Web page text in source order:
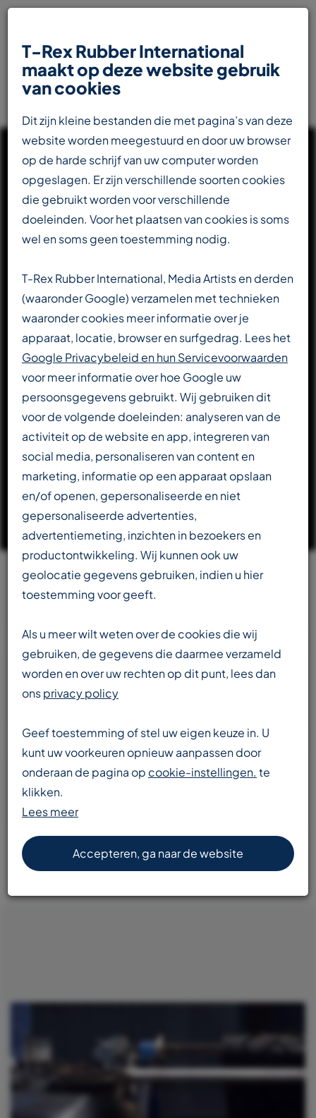
UW INTERNATIONALE
PARTNER IN DE
Totaalleverancier voor de transportbandenindustrie
DOWNLOAD CATALOGUS
LEES VERDER OVER T-REX
Team
beschikbaar in meerdere talen
Enorme voorraad
transportbanden en componenten
Snelle levering
T-Rex Rubber International
maakt op deze website gebruik
van cookies
Dit zijn kleine bestanden die met pagina’s van deze
website worden meegestuurd en door uw browser
op de harde schrijf van uw computer worden
opgeslagen. Er zijn verschillende soorten cookies
die gebruikt worden voor verschillende
doeleinden. Voor het plaatsen van cookies is soms
wel en soms geen toestemming nodig.
T-Rex Rubber International, Media Artists en derden
(waaronder Google) verzamelen met technieken
waaronder cookies meer informatie over je
apparaat, locatie, browser en surfgedrag. Lees het
Google Privacybeleid en hun Servicevoorwaarden
voor meer informatie over hoe Google uw
persoonsgegevens gebruikt. Wij gebruiken dit
voor de volgende doeleinden: analyseren van de
activiteit op de website en app, integreren van
social media, personaliseren van content en
marketing, informatie op een apparaat opslaan
en/of openen, gepersonaliseerde en niet
gepersonaliseerde advertenties,
advertentiemeting, inzichten in bezoekers en
productontwikkeling. Wij kunnen ook uw
geolocatie gegevens gebruiken, indien u hier
toestemming voor geeft.
Als u meer wilt weten over de cookies die wij
gebruiken, de gegevens die daarmee verzameld
worden en over uw rechten op dit punt, lees dan
onsprivacy policy
Geef toestemming of stel uw eigen keuze in. U
kunt uw voorkeuren opnieuw aanpassen door
onderaan de pagina op cookie-instellingen. te
klikken.
Lees meer
Accepteren, ga naar de website